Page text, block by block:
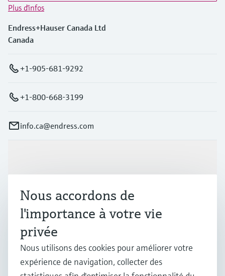
Plus d'infos
Endress+Hauser Canada Ltd
Canada
+1-905-681-9292
+1-800-668-3199
info.ca@endress.com
Industries
Support
Société
Nous accordons de
l'importance à votre vie
privée
Nous utilisons des cookies pour améliorer votre
expérience de navigation, collecter des